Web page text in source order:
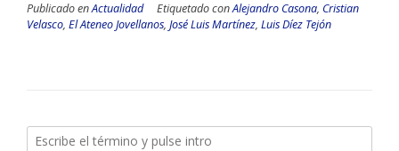
Publicado enActualidad Etiquetado conAlejandro Casona, Cristian
Velasco, El Ateneo Jovellanos, José Luis Martínez, Luis Díez Tejón